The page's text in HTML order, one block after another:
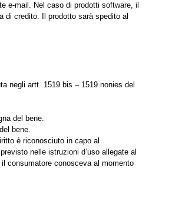
e-mail. Nel caso di prodotti software, il
di credito. Il prodotto sarà spedito al
negli artt. 1519 bis – 1519 nonies del
del bene.
bene.
è riconosciuto in capo al
nelle istruzioni d’uso allegate al
consumatore conosceva al momento